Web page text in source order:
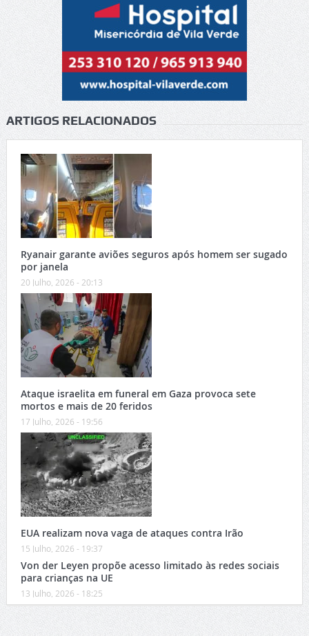
ARTIGOS RELACIONADOS
Ryanair garante aviões seguros após homem ser sugado
por janela
20 Julho, 2026 - 20:13
Ataque israelita em funeral em Gaza provoca sete
mortos e mais de 20 feridos
17 Julho, 2026 - 19:56
EUA realizam nova vaga de ataques contra Irão
15 Julho, 2026 - 19:37
Von der Leyen propõe acesso limitado às redes sociais
para crianças na UE
13 Julho, 2026 - 18:25